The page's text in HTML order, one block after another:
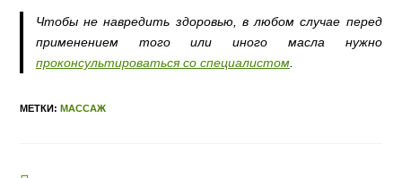
Чтобы не навредить здоровью, в любом случае перед
применением того или иного масла нужно
проконсультироваться со специалистом.
МЕТКИ: МАССАЖ